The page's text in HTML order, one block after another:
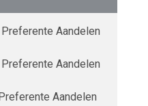
Aandelen
Aandelen
Aandelen